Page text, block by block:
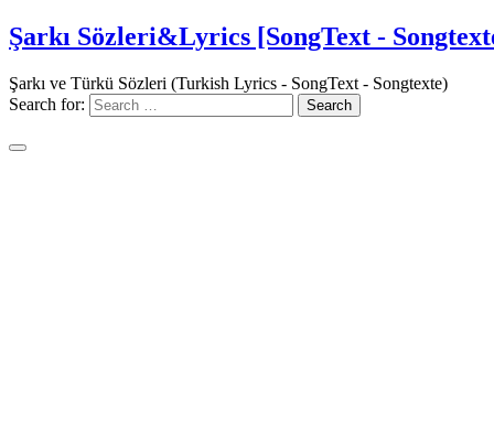
Şarkı Sözleri&Lyrics [SongText -
Şarkı ve Türkü Sözleri (Turkish Lyrics - SongText - Songtexte)
Search for: